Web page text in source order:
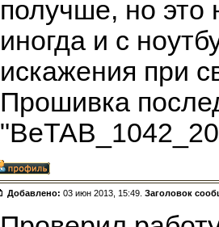
получше, но это
иногда и с
искажения при
Прошивка
Добавлено: 03 июн 2013, 15:49. Заголовок